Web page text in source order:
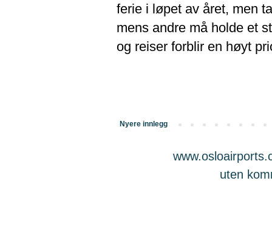
ferie i løpet av året, men
mens andre må holde et
og reiser forblir en høyt
Nyere innlegg
uten